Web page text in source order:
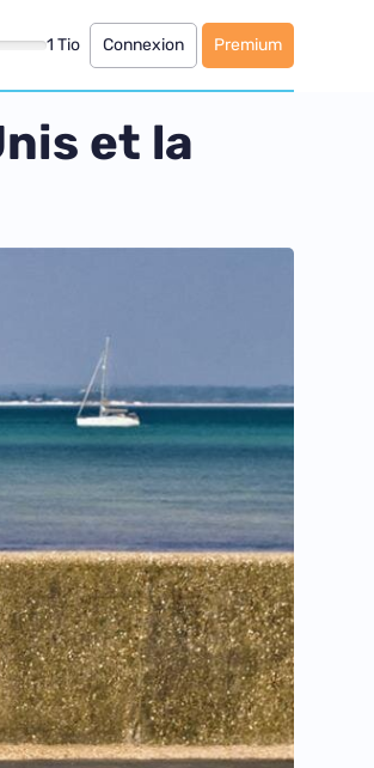
1 Tio Connexion Premium
et la